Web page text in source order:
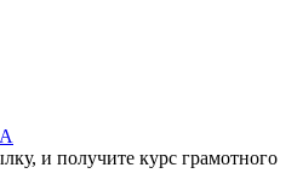
и получите курс грамотного